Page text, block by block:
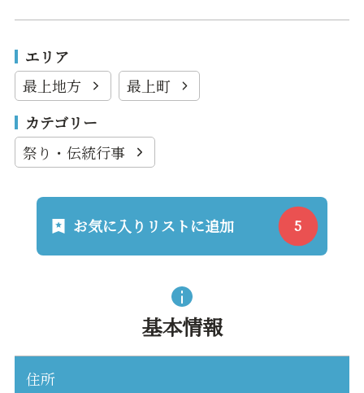
エリア
最上地方
最上町
カテゴリー
祭り・伝統行事
お気に入りリストに追加
基本情報
住所